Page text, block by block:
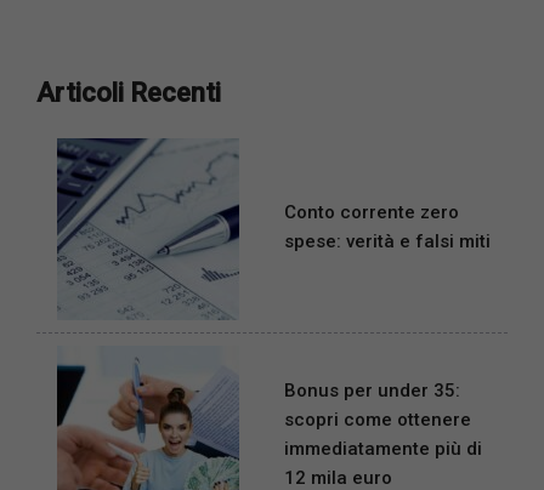
Articoli Recenti
Conto corrente zero
spese: verità e falsi miti
Bonus per under 35:
scopri come ottenere
immediatamente più di
12 mila euro